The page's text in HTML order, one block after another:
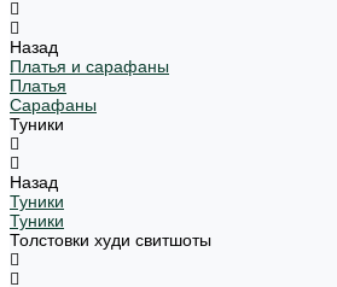
Назад
Платья и сарафаны
Платья
Сарафаны
Туники
Назад
Туники
Туники
Толстовки худи свитшоты